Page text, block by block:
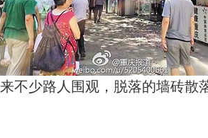
不少路人围观，脱落的墙砖散